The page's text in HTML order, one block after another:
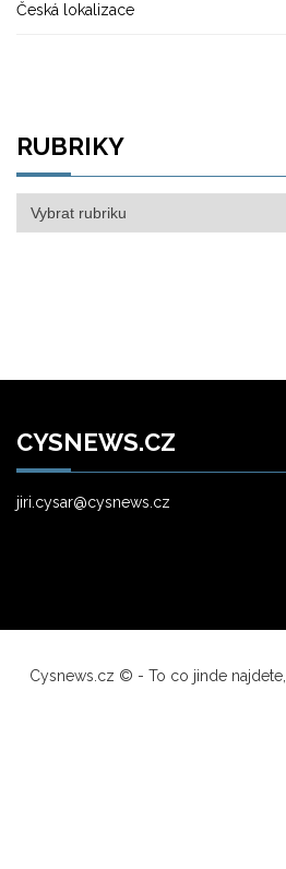
Česká lokalizace
RUBRIKY
Rubriky
CYSNEWS.CZ
jiri.cysar@cysnews.cz
Cysnews.cz © - To co jinde